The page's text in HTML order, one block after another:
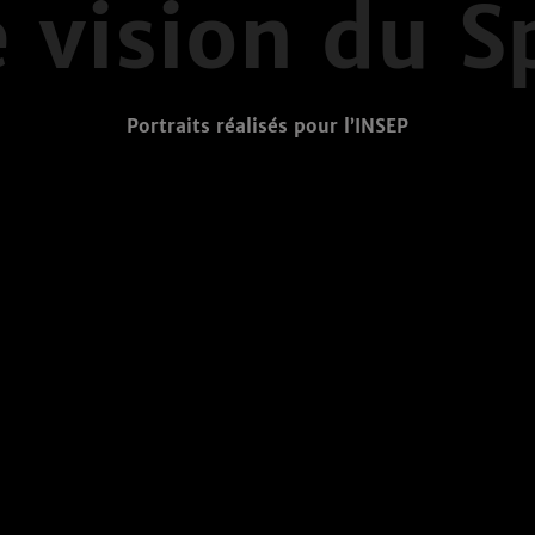
vision du
Portraits réalisés pour l’INSEP